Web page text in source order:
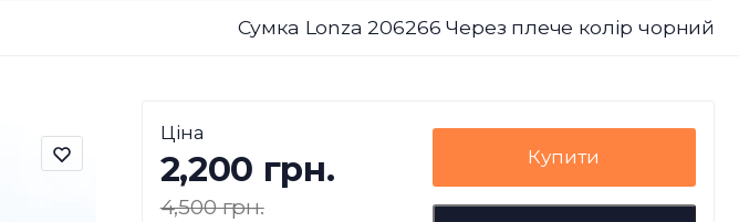
Сумка Lonza 206266 Через плече колір чорний
Ціна
2,200 грн.
4,500 грн.
Купити